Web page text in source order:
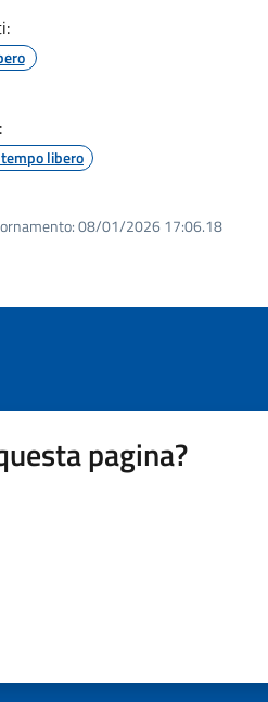
libero
08/01/2026 17:06.18
pagina?